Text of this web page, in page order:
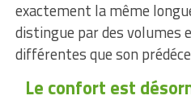
exactement la même
distingue par des volumes
différentes que son
Le confort est